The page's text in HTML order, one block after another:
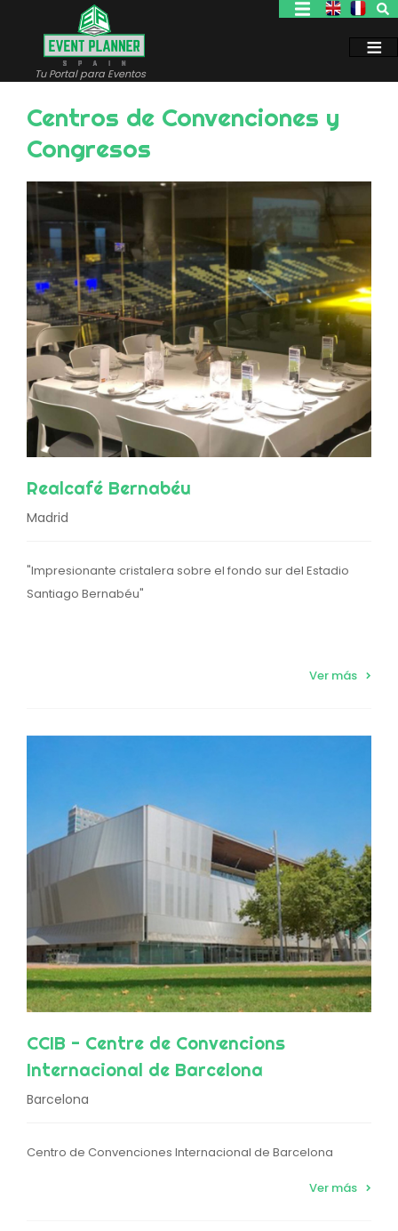
contenido
Tu Portal para Eventos
Centros de Convenciones y
Congresos
Realcafé Bernabéu
Madrid
"Impresionante cristalera sobre el fondo sur del Estadio
Santiago Bernabéu"
Ver más
CCIB - Centre de Convencions
Internacional de Barcelona
Barcelona
Centro de Convenciones Internacional de Barcelona
Ver más